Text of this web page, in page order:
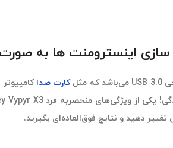
کارت صدا
دهید و نتایج فوق‌العاده‌ای بگیرید.